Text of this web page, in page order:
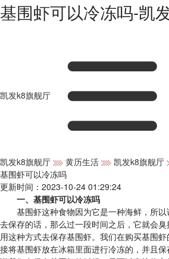
基围虾可以冷冻吗-凯
凯发k8旗舰厅
凯发k8旗舰厅 黄历生活 凯发k8旗舰厅
基围虾可以冷冻吗
更新时间：2023-10-24 01:29:24
一、基围虾可以冷冻吗
基围虾这种食物因为它是一种海鲜，所以
去保存的话，那么过一段时间之后，它就会
用这种方式去保存基围虾。我们在购买基围
接将基围虾放在冰箱里面进行冷冻的，并且